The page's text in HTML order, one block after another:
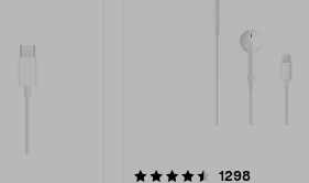
1298
4.5 viidestä